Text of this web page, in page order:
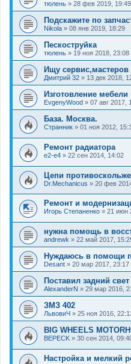
тюлень » 28 фев 2019, 19:49
Подскажите по
Nikola » 08 янв 2019, 18:29
Пескоструйка
тюлень » 19 ноя 2018, 23:08
Ищу
Дмитрий 32 » 13 дек 2018,
Изготовление
EvgenyWood » 07 авг 2017,
База. Москва.
Странник » 01 ноя 2012,
Ремонт радиатора
e2-e4 » 22 сен 2014, 14:02
Цепи
Dr.Mechanicus » 20 фев
Ремонт и
Игорь Степаненко » 21 июн
нужна помощь в
andrewk » 22 май 2017,
Нуждаюсь в помощи
Desant » 20 мар 2017, 23:17
Поставил задний свет
AlexanderN » 29 мар 2016,
ЗМЗ 402
ЛьвовиЧ » 25 ноя 2016,
BIG WHEELS
BEPECK » 30 сен 2014,
Настройка и мелкий